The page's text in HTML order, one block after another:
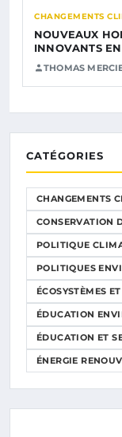
CHANGEMENTS
NOUVEAUX
INNOVANTS
THOMAS
CATÉGORIES
CHANGEMENTS
CONSERVATION
POLITIQUE
POLITIQUES
ÉCOSYSTÈMES
ÉDUCATION
ÉDUCATION ET
ÉNERGIE